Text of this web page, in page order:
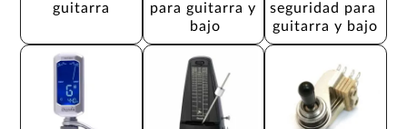
guitarra
para guitarra y
bajo
seguridad para
guitarra y bajo